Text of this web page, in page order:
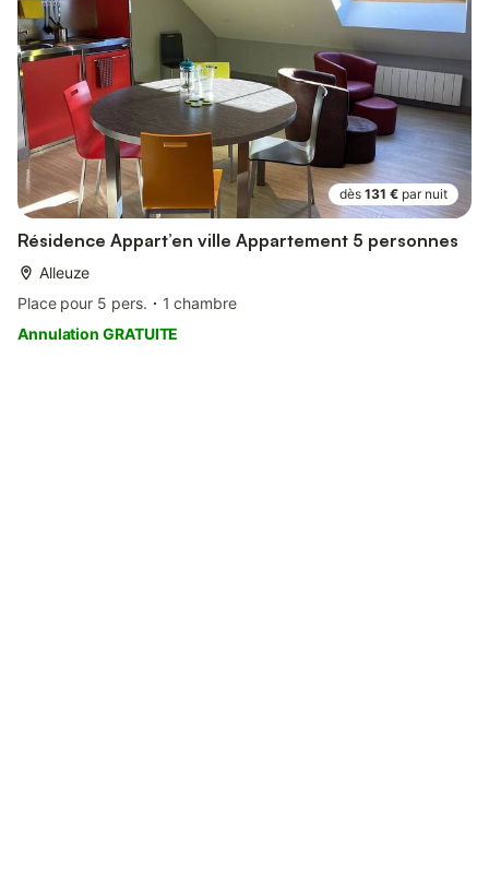
dès 131 € par nuit
Résidence Appart’en ville Appartement 5 personnes
Alleuze
Place pour 5 pers.
1 chambre
Annulation GRATUITE